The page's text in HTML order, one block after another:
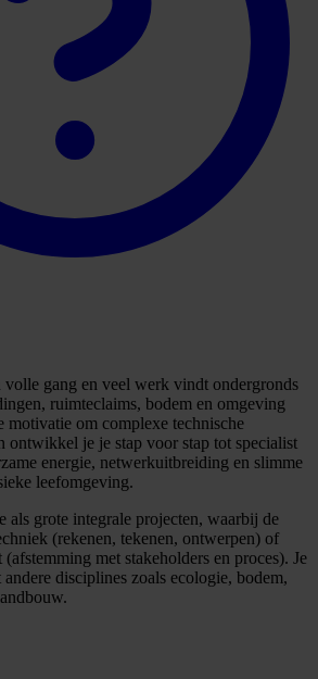
volle gang en veel werk vindt ondergronds
ruimteclaims, bodem en omgeving
motivatie om complexe technische
ontwikkel je je stap voor stap tot specialist
energie, netwerkuitbreiding en slimme
leefomgeving.
als grote integrale projecten, waarbij de
(rekenen, tekenen, ontwerpen) of
met stakeholders en proces). Je
disciplines zoals ecologie, bodem,